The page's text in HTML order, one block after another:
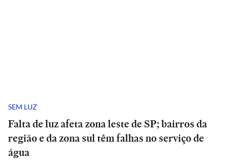
SEM LUZ
Falta de luz afeta zona leste de SP; bairros da
região e da zona sul têm falhas no serviço de
água